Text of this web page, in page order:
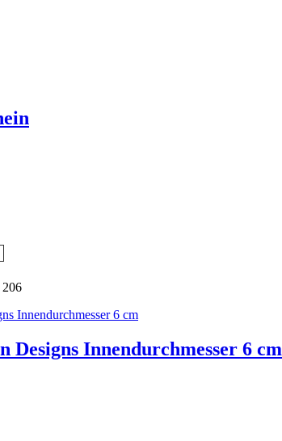
Designs Innendurchmesser 6 cm